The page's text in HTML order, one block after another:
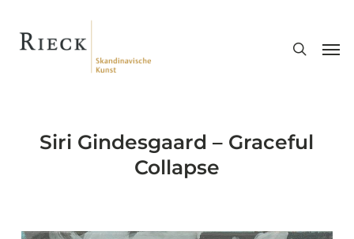
Siri Gindesgaard – Graceful
Collapse